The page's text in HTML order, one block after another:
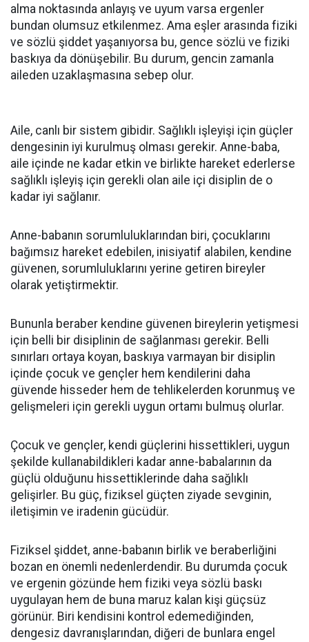
alma noktasında anlayış ve uyum varsa ergenler
bundan olumsuz etkilenmez. Ama eşler arasında fiziki
ve sözlü şiddet yaşanıyorsa bu, gence sözlü ve fiziki
baskıya da dönüşebilir. Bu durum, gencin zamanla
aileden uzaklaşmasına sebep olur.
Aile, canlı bir sistem gibidir. Sağlıklı işleyişi için güçler
dengesinin iyi kurulmuş olması gerekir. Anne-baba,
aile içinde ne kadar etkin ve birlikte hareket ederlerse
sağlıklı işleyiş için gerekli olan aile içi disiplin de o
kadar iyi sağlanır.
Anne-babanın sorumluluklarından biri, çocuklarını
bağımsız hareket edebilen, inisiyatif alabilen, kendine
güvenen, sorumluluklarını yerine getiren bireyler
olarak yetiştirmektir.
Bununla beraber kendine güvenen bireylerin yetişmesi
için belli bir disiplinin de sağlanması gerekir. Belli
sınırları ortaya koyan, baskıya varmayan bir disiplin
içinde çocuk ve gençler hem kendilerini daha
güvende hisseder hem de tehlikelerden korunmuş ve
gelişmeleri için gerekli uygun ortamı bulmuş olurlar.
Çocuk ve gençler, kendi güçlerini hissettikleri, uygun
şekilde kullanabildikleri kadar anne-babalarının da
güçlü olduğunu hissettiklerinde daha sağlıklı
gelişirler. Bu güç, fiziksel güçten ziyade sevginin,
iletişimin ve iradenin gücüdür.
Fiziksel şiddet, anne-babanın birlik ve beraberliğini
bozan en önemli nedenlerdendir. Bu durumda çocuk
ve ergenin gözünde hem fiziki veya sözlü baskı
uygulayan hem de buna maruz kalan kişi güçsüz
görünür. Biri kendisini kontrol edemediğinden,
dengesiz davranışlarından, diğeri de bunlara engel